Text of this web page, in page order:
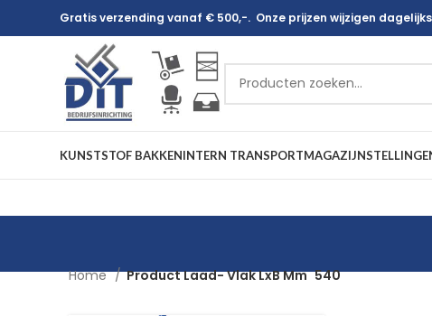
Gratis verzending vanaf € 500,-. Onze prijzen wijzigen
KUNSTSTOF BAKKENINTERN TRANSPORT
Home Product Laad- Vlak LxB Mm 540